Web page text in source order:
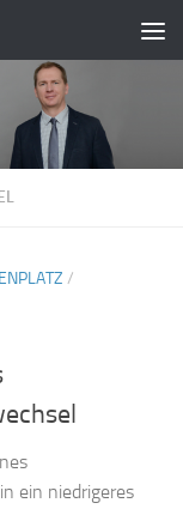
/
ein niedrigeres